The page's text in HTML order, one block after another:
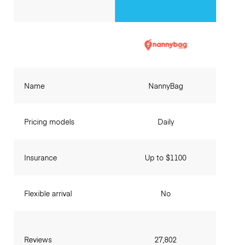
Name
Pricing models
Insurance
Flexible arrival
Reviews
NannyBag
Daily
Up to $1100
No
27,802